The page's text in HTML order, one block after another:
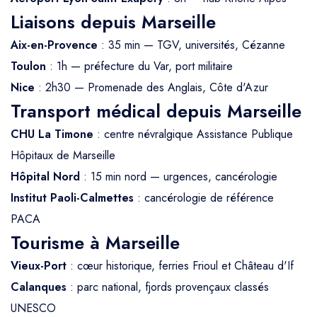
Liaisons depuis Marseille
Aix-en-Provence : 35 min — TGV, universités, Cézanne
Toulon : 1h — préfecture du Var, port militaire
Nice : 2h30 — Promenade des Anglais, Côte d'Azur
Transport médical depuis Marseille
CHU La Timone : centre névralgique Assistance Publique
Hôpitaux de Marseille
Hôpital Nord : 15 min nord — urgences, cancérologie
Institut Paoli-Calmettes : cancérologie de référence
PACA
Tourisme à Marseille
Vieux-Port : cœur historique, ferries Frioul et Château d'If
Calanques : parc national, fjords provençaux classés
UNESCO